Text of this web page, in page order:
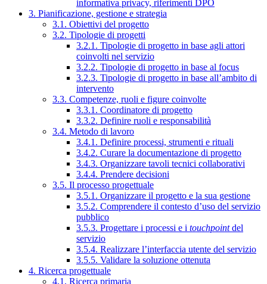
informativa privacy, riferimenti DPO
3. Pianificazione, gestione e strategia
3.1. Obiettivi del progetto
3.2. Tipologie di progetti
3.2.1. Tipologie di progetto in base agli attori
coinvolti nel servizio
3.2.2. Tipologie di progetto in base al focus
3.2.3. Tipologie di progetto in base all’ambito di
intervento
3.3. Competenze, ruoli e figure coinvolte
3.3.1. Coordinatore di progetto
3.3.2. Definire ruoli e responsabilità
3.4. Metodo di lavoro
3.4.1. Definire processi, strumenti e rituali
3.4.2. Curare la documentazione di progetto
3.4.3. Organizzare tavoli tecnici collaborativi
3.4.4. Prendere decisioni
3.5. Il processo progettuale
3.5.1. Organizzare il progetto e la sua gestione
3.5.2. Comprendere il contesto d’uso del servizio
pubblico
3.5.3. Progettare i processi e i touchpointdel
servizio
3.5.4. Realizzare l’interfaccia utente del servizio
3.5.5. Validare la soluzione ottenuta
4. Ricerca progettuale
4.1. Ricerca primaria